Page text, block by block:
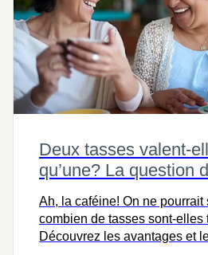
Deux tasses valent-
qu’une? La question
Ah, la caféine! On ne pourrait
combien de tasses sont-elles
Découvrez les avantages et